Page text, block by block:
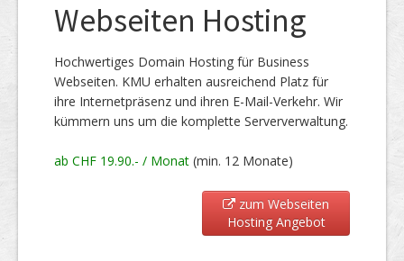
Webseiten Hosting
Hochwertiges Domain Hosting für Business
Webseiten. KMU erhalten ausreichend Platz für
ihre Internetpräsenz und ihren E-Mail-Verkehr. Wir
kümmern uns um die komplette Serververwaltung.
ab CHF 19.90.- / Monat (min. 12 Monate)
zum Webseiten
Hosting Angebot